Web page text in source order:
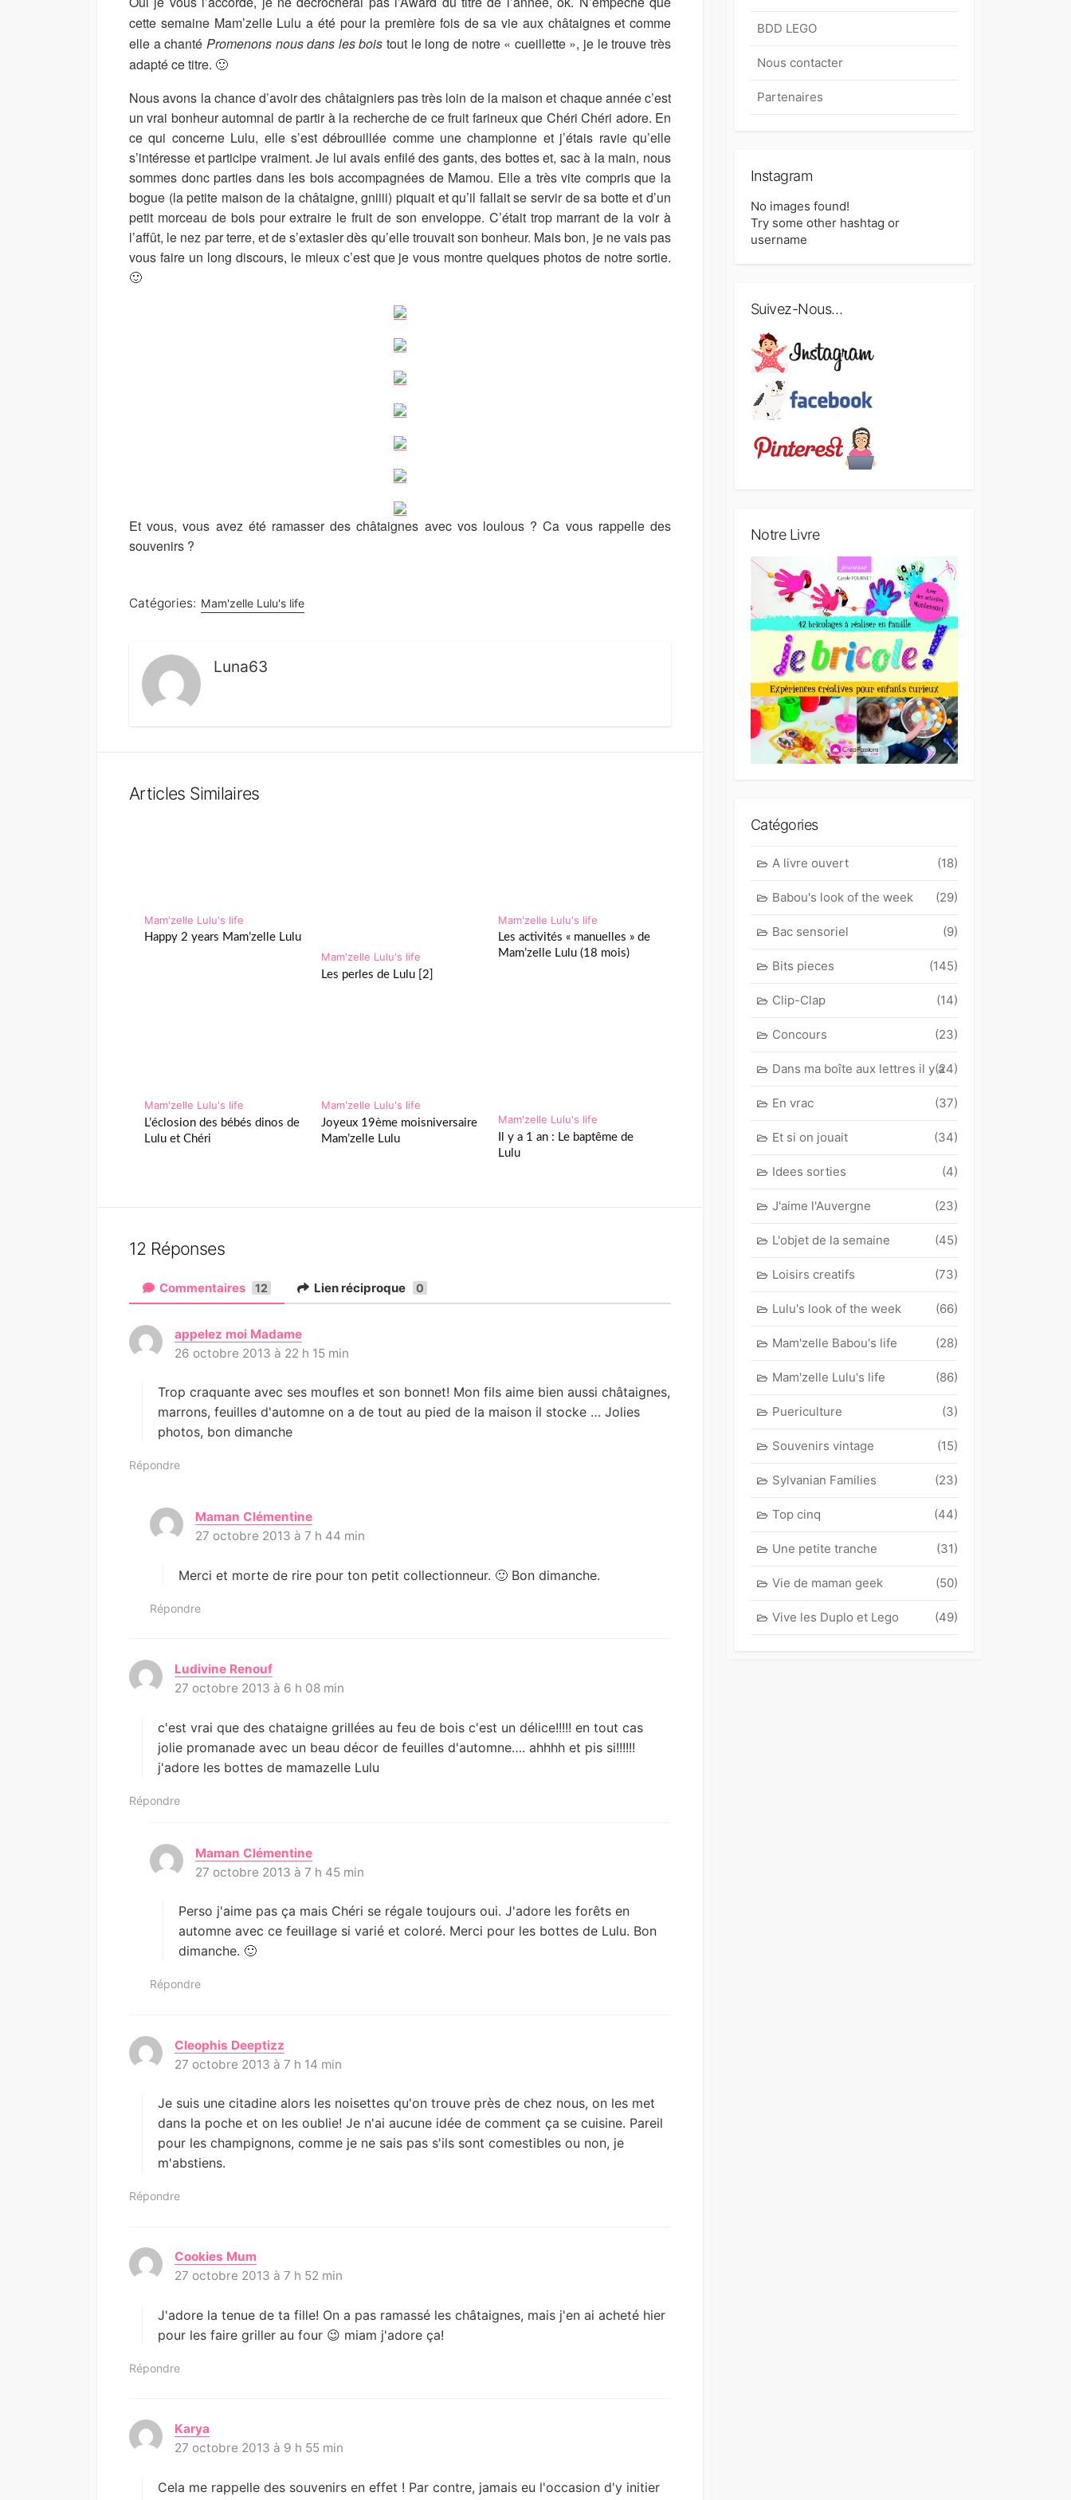
I
S
H
D
A
T
E
M
O
D
E
D
D
A
T
E
U
R
cette semaine Mam’zelle Lulu a été pour la première fois de sa vie aux châtaignes et comme
elle a chanté Promenons nous dans les bois tout le long de notre « cueillette », je le trouve très
adapté ce titre. 🙂
Nous avons la chance d’avoir des châtaigniers pas très loin de la maison et chaque année c’est
un vrai bonheur automnal de partir à la recherche de ce fruit farineux que Chéri Chéri adore. En
ce qui concerne Lulu, elle s’est débrouillée comme une championne et j’étais ravie qu’elle
s’intéresse et participe vraiment. Je lui avais enfilé des gants, des bottes et, sac à la main, nous
sommes donc parties dans les bois accompagnées de Mamou. Elle a très vite compris que la
bogue (la petite maison de la châtaigne, gniiii) piquait et qu’il fallait se servir de sa botte et d’un
petit morceau de bois pour extraire le fruit de son enveloppe. C’était trop marrant de la voir à
l’affût, le nez par terre, et de s’extasier dès qu’elle trouvait son bonheur. Mais bon, je ne vais pas
vous faire un long discours, le mieux c’est que je vous montre quelques photos de notre sortie.
🙂
Et vous, vous avez été ramasser des châtaignes avec vos loulous ? Ca vous rappelle des
souvenirs ?
Catégories: Mam'zelle Lulu's life
Luna63
Articles Similaires
Mam'zelle Lulu's life
Happy 2 years Mam’zelle Lulu
Mam'zelle Lulu's life
Les perles de Lulu [2]
Mam'zelle Lulu's life
Les activités « manuelles » de
Mam’zelle Lulu (18 mois)
Mam'zelle Lulu's life
L’éclosion des bébés dinos de
Lulu et Chéri
Mam'zelle Lulu's life
Joyeux 19ème moisniversaire
Mam’zelle Lulu
Mam'zelle Lulu's life
Il y a 1 an : Le baptême de
Lulu
12 Réponses
Commentaires 12 Lien réciproque 0
appelez moi Madame
i
:
26 octobre 2013 à 22 h 15 min
Trop craquante avec ses moufles et son bonnet! Mon fils aime bien aussi châtaignes,
marrons, feuilles d'automne on a de tout au pied de la maison il stocke … Jolies
photos, bon dimanche
Répondre
Maman Clémentined
27 octobre 2013 à 7 h 44 min
Merci et morte de rire pour ton petit collectionneur. 🙂 Bon dimanche.
Répondre
Ludivine Renouf
i
:
27 octobre 2013 à 6 h 08 min
c'est vrai que des chataigne grillées au feu de bois c'est un délice!!!!! en tout cas
jolie promanade avec un beau décor de feuilles d'automne…. ahhhh et pis si!!!!!!
j'adore les bottes de mamazelle Lulu
Répondre
Maman Clémentined
:
27 octobre 2013 à 7 h 45 min
Perso j'aime pas ça mais Chéri se régale toujours oui. J'adore les forêts en
automne avec ce feuillage si varié et coloré. Merci pour les bottes de Lulu. Bon
dimanche. 🙂
Répondre
Cleophis Deeptizz
i
:
27 octobre 2013 à 7 h 14 min
Je suis une citadine alors les noisettes qu'on trouve près de chez nous, on les met
dans la poche et on les oublie! Je n'ai aucune idée de comment ça se cuisine. Pareil
pour les champignons, comme je ne sais pas s'ils sont comestibles ou non, je
m'abstiens.
Répondre
Cookies Mum
i
:
27 octobre 2013 à 7 h 52 min
J'adore la tenue de ta fille! On a pas ramassé les châtaignes, mais j'en ai acheté hier
pour les faire griller au four 😉 miam j'adore ça!
Répondre
Karya
i
:
27 octobre 2013 à 9 h 55 min
Cela me rappelle des souvenirs en effet ! Par contre, jamais eu l'occasion d'y initier
BDD LEGO
Nous contacter
Partenaires
Instagram
No images found!
Try some other hashtag or
username
Suivez-Nous…
Notre Livre
Catégories
A livre ouvert (18)
Babou's look of the week (29)
Bac sensoriel (9)
Bits pieces (145)
Clip-Clap (14)
Concours (23)
Dans ma boîte aux lettres il y a(24)
En vrac (37)
Et si on jouait (34)
Idees sorties (4)
J'aime l'Auvergne (23)
L'objet de la semaine (45)
Loisirs creatifs (73)
Lulu's look of the week (66)
Mam'zelle Babou's life (28)
Mam'zelle Lulu's life (86)
Puericulture (3)
Souvenirs vintage (15)
Sylvanian Families (23)
Top cinq (44)
Une petite tranche (31)
Vie de maman geek (50)
Vive les Duplo et Lego (49)